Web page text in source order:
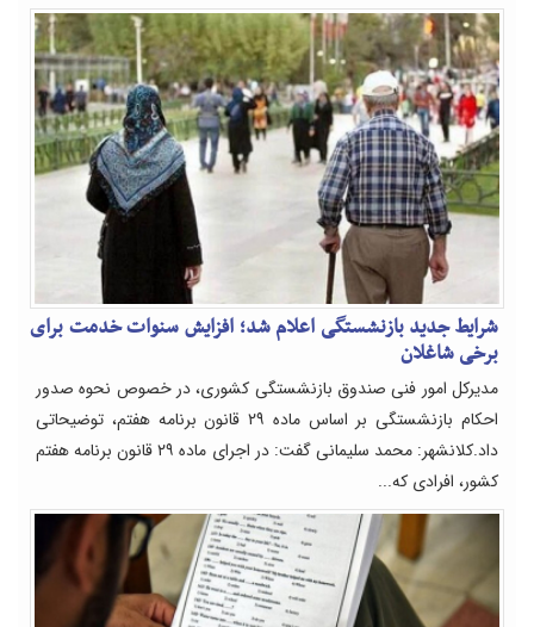
شرایط جدید بازنشستگی اعلام شد؛ افزایش سنوات خدمت برای
برخی شاغلان
مدیرکل امور فنی صندوق بازنشستگی کشوری، در خصوص نحوه صدور
احکام بازنشستگی بر اساس ماده ۲۹ قانون برنامه هفتم، توضیحاتی
داد.کلانشهر: محمد سلیمانی گفت: در اجرای ماده ۲۹ قانون برنامه هفتم
کشور، افرادی که...